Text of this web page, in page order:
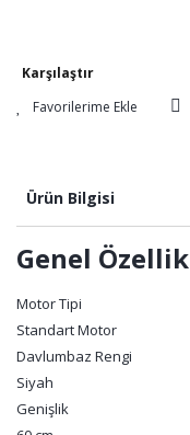
Karşılaştır
Ürün Bilgisi
Genel
Motor Tipi
Standart Motor
Davlumbaz Rengi
Siyah
Genişlik